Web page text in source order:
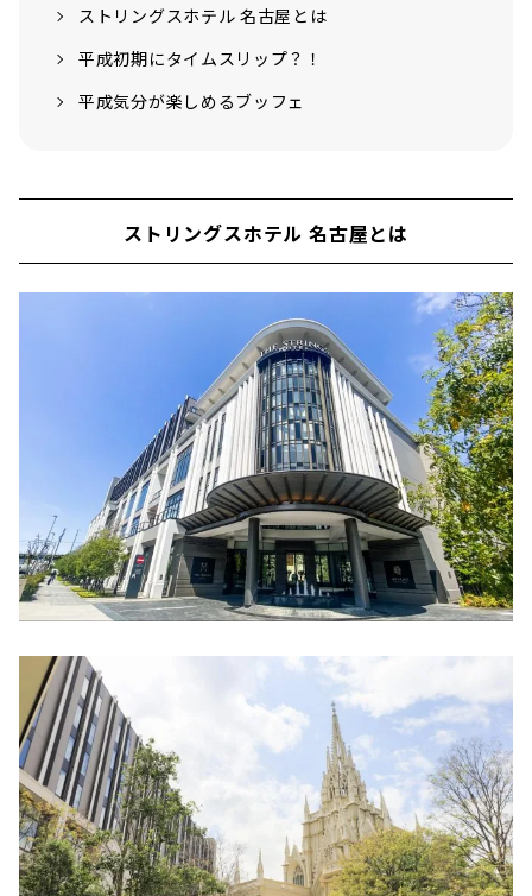
ストリングスホテル 名古屋とは
平成初期にタイムスリップ？！
平成気分が楽しめるブッフェ
ストリングスホテル 名古屋とは